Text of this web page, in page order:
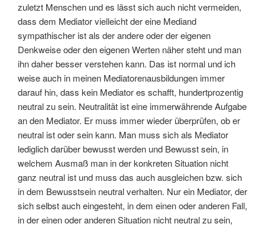
zuletzt Menschen und es lässt sich auch nicht vermeiden,
dass dem Mediator vielleicht der eine Mediand
sympathischer ist als der andere oder der eigenen
Denkweise oder den eigenen Werten näher steht und man
ihn daher besser verstehen kann. Das ist normal und ich
weise auch in meinen Mediatorenausbildungen immer
darauf hin, dass kein Mediator es schafft, hundertprozentig
neutral zu sein. Neutralität ist eine immerwährende Aufgabe
an den Mediator. Er muss immer wieder überprüfen, ob er
neutral ist oder sein kann. Man muss sich als Mediator
lediglich darüber bewusst werden und Bewusst sein, in
welchem Ausmaß man in der konkreten Situation nicht
ganz neutral ist und muss das auch ausgleichen bzw. sich
in dem Bewusstsein neutral verhalten. Nur ein Mediator, der
sich selbst auch eingesteht, in dem einen oder anderen Fall,
in der einen oder anderen Situation nicht neutral zu sein,